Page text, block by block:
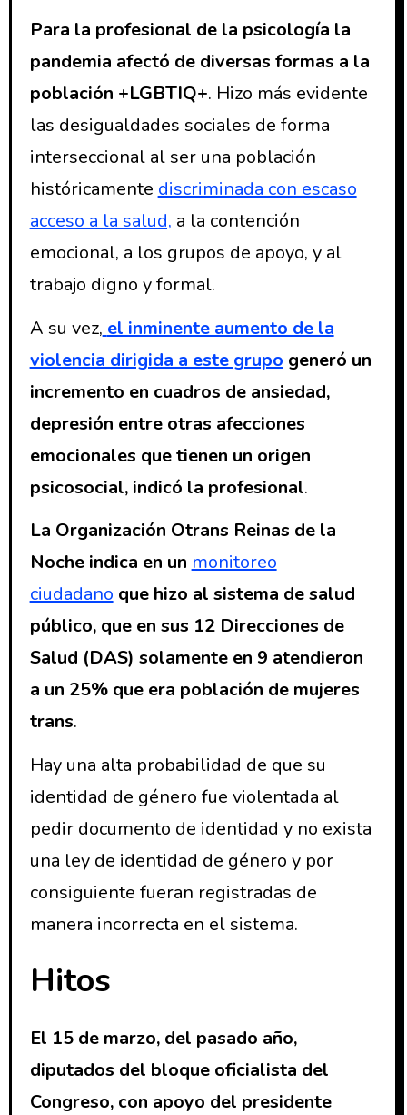
Para la profesional de la psicología la
pandemia afectó de diversas formas a la
población +LGBTIQ+. Hizo más evidente
las desigualdades sociales de forma
interseccional al ser una población
históricamente discriminada con escaso
acceso a la salud, a la contención
emocional, a los grupos de apoyo, y al
trabajo digno y formal.
A su vez, el inminente aumento de la
violencia dirigida a este grupo generó un
incremento en cuadros de ansiedad,
depresión entre otras afecciones
emocionales que tienen un origen
psicosocial, indicó la profesional.
La Organización Otrans Reinas de la
Noche indica en unmonitoreo
ciudadanoque hizo al sistema de salud
público, que en sus 12 Direcciones de
Salud (DAS) solamente en 9 atendieron
a un 25% que era población de mujeres
trans.
Hay una alta probabilidad de que su
identidad de género fue violentada al
pedir documento de identidad y no exista
una ley de identidad de género y por
consiguiente fueran registradas de
manera incorrecta en el sistema.
Hitos
El 15 de marzo, del pasado año,
diputados del bloque oficialista del
Congreso, con apoyo del presidente